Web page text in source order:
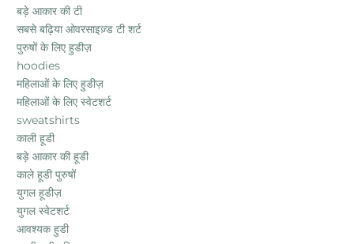
बड़े आकार की टी
सबसे बढ़िया ओवरसाइज़्ड टी शर्ट
पुरुषों के लिए हुडीज़
hoodies
महिलाओं के लिए हुडीज़
महिलाओं के लिए स्वेटशर्ट
sweatshirts
काली हूडी
बड़े आकार की हूडी
काले हूडी पुरुषों
युगल हूडीज़
युगल स्वेटशर्ट
आवश्यक हुडी